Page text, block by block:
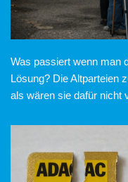
Was passiert wenn man
Lösung? Die Altparteien
als wären sie dafür nicht